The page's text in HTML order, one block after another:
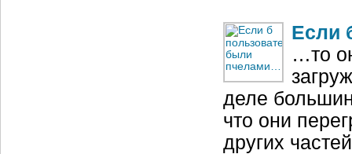
Если
…то
деле
что они
других